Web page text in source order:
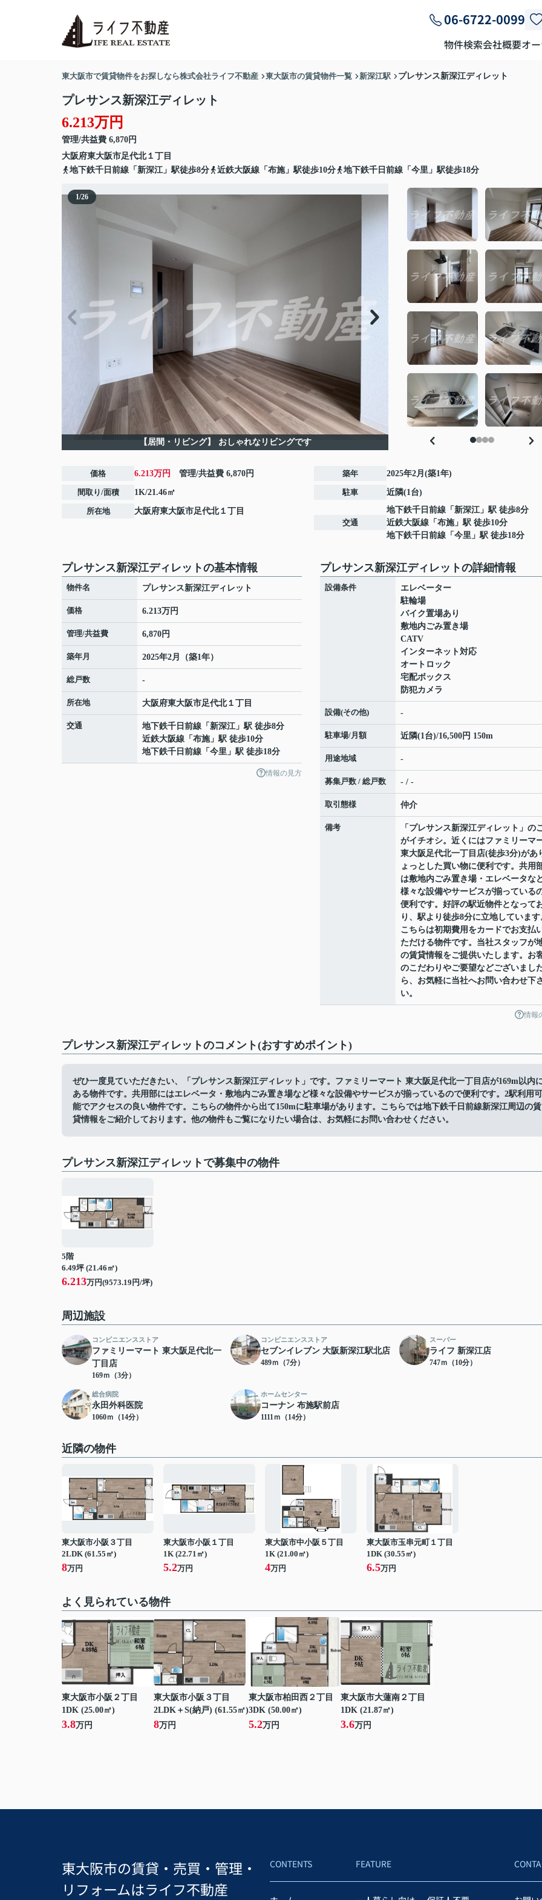
06-6722-0099
物件検索会社概要オ
東大阪市で賃貸物件をお探しなら株式会社ライフ不動産 東大阪市の賃貸物件一覧 新深江駅 プレサンス新深江ディレット
プレサンス新深江ディレット
6.213万円
管理/共益費 6,870円
大阪府東大阪市足代北１丁目
地下鉄千日前線「新深江」駅徒歩8分
近鉄大阪線「布施」駅徒歩10分 地下鉄千日前線「今里」駅徒歩18分
1/26
【居間・リビング】 おしゃれなリビングです
価格 6.213万円 管理/共益費 6,870円
間取り/面積 1K/21.46㎡
所在地 大阪府東大阪市足代北１丁目
築年 2025年2月(築1年)
駐車 近隣(1台)
交通
地下鉄千日前線 「 新深江」駅 徒歩8分
近鉄大阪線 「 布施」駅 徒歩10分
地下鉄千日前線 「 今里 」駅 徒歩18分
プレサンス新深江ディレットの基本情報
物件名 プレサンス新深江ディレット
価格 6.213万円
管理/共益費 6,870円
築年月 2025年2月（築1年）
総戸数 -
所在地 大阪府東大阪市足代北１丁目
交通 地下鉄千日前線 「 新深江」駅 徒歩8分
近鉄大阪線 「 布施」駅 徒歩10分
地下鉄千日前線 「 今里 」駅 徒歩18分
情報の見方
プレサンス新深江ディレットの詳細情報
設備条件
エレベーター
駐輪場
バイク置場あり
敷地内ごみ置き場
CATV
インターネット対応
オートロック
宅配ボックス
防犯カメラ
設備(その他) -
駐車場/月額 近隣(1台)/16,500円 150m
用途地域 -
募集戸数 / 総戸数 - / -
取引態様 仲介
備考
「プレサンス新深江ディレット」の
がイチオシ。近くにはファミリーマ
東大阪足代北一丁目店(徒歩3分)があ
ょっとした買い物に便利です。共用
は敷地内ごみ置き場・エレベータな
様々な設備やサービスが揃っている
便利です。好評の駅近物件となって
り、駅より徒歩8分に立地しています
こちらは初期費用をカードでお支払
ただける物件です。当社スタッフが
の賃貸情報をご提供いたします。お
のこだわりやご要望などございまし
ら、お気軽に当社へお問い合わせ下
い。
情報
プレサンス新深江ディレットのコメント(おすすめポイント)
ぜひ一度見ていただきたい、「プレサンス新深江ディレット」です。ファミリーマート 東大阪足代北一丁目店が169m以内
ある物件です。共用部にはエレベータ・敷地内ごみ置き場など様々な設備やサービスが揃っているので便利です。2駅利用可
能でアクセスの良い物件です。こちらの物件から出て150mに駐車場があります。こちらでは地下鉄千日前線新深江周辺の賃
貸情報をご紹介しております。他の物件もご覧になりたい場合は、お気軽にお問い合わせください。
プレサンス新深江ディレットで募集中の物件
5階
6.49坪 (21.46㎡)
6.213万円(9573.19円/坪)
周辺施設
コンビニエンスストア
ファミリーマート 東大阪足代北一
丁目店
169ｍ（3分）
コンビニエンスストア
セブンイレブン 大阪新深江駅北店
489ｍ（7分）
スーパー
ライフ 新深江店
747ｍ（10分）
総合病院
永田外科医院
1060ｍ（14分）
ホームセンター
コーナン 布施駅前店
1111ｍ（14分）
近隣の物件
東大阪市小阪３丁目
2LDK (61.55㎡)
8万円
東大阪市小阪１丁目
1K (22.71㎡)
5.2万円
東大阪市中小阪５丁目
1K (21.00㎡)
4万円
東大阪市玉串元町１丁目
1DK (30.55㎡)
6.5万円
よく見られている物件
東大阪市小阪２丁目
1DK (25.00㎡)
3.8万円
東大阪市小阪３丁目
2LDK＋S(納戸) (61.55㎡)
8万円
東大阪市柏田西２丁目
3DK (50.00㎡)
5.2万円
東大阪市大蓮南２丁目
1DK (21.87㎡)
3.6万円
東大阪市の賃貸・売買・管理・
リフォームはライフ不動産
CONTENTS FEATURE